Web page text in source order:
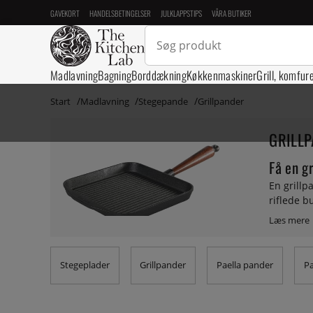
GAVEKORT HANDELSBETINGELSER JULKLAPPSTIPS VÅRA BUTIKER
MadlavningBagningBorddækningKøkkenmaskinerGrill,
Start Madlavning Stegepande Grillpander
Få en
En
riflede
perfekt
dejligt
Stegeplader Grillpander Paella pander